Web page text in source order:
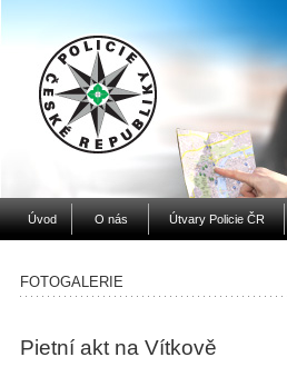
Úvod O nás Útvary Policie ČR
FOTOGALERIE
Pietní akt na Vítkově